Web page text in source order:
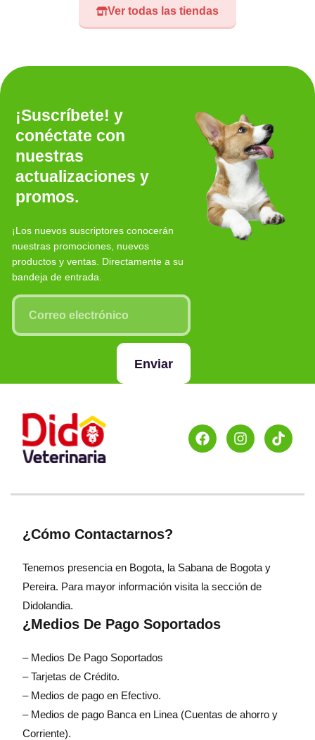
Ver todas las tiendas
¡Suscríbete! y
conéctate con
nuestras
actualizaciones y
promos.
¡Los nuevos suscriptores conocerán
nuestras promociones, nuevos
productos y ventas. Directamente a su
bandeja de entrada.
Enviar
¿Cómo Contactarnos?
Tenemos presencia en Bogota, la Sabana de Bogota y
Pereira. Para mayor información visita la sección de
Didolandia.
¿Medios De Pago Soportados
– Medios De Pago Soportados
– Tarjetas de Crédito.
– Medios de pago en Efectivo.
– Medios de pago Banca en Linea (Cuentas de ahorro y
Corriente).